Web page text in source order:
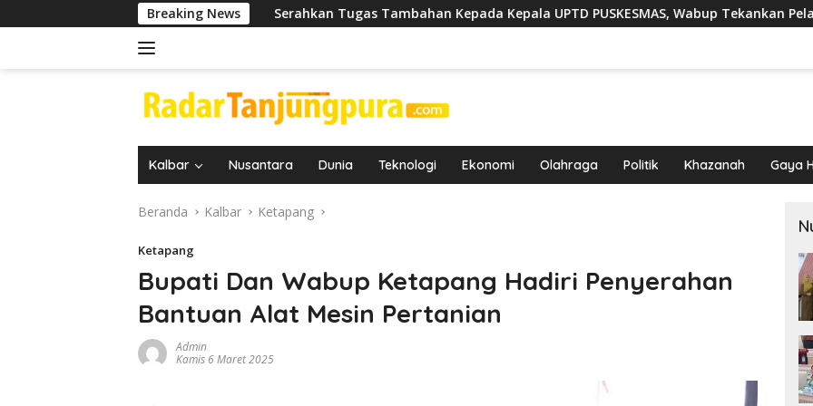
ke
Breaking News
Serahkan Tugas Tambahan Kepada Kepala UPTD PUSKESMAS, Wabup Tekankan Pelayanan Kesehatan Harus
Kalbar Nusantara Dunia Teknologi Ekonomi Olahraga Politik Khazanah Gaya
Beranda Kalbar Ketapang
Ketapang
Bupati Dan Wabup Ketapang Hadiri Penyerahan
Bantuan Alat Mesin Pertanian
Admin
Kamis 6 Maret 2025